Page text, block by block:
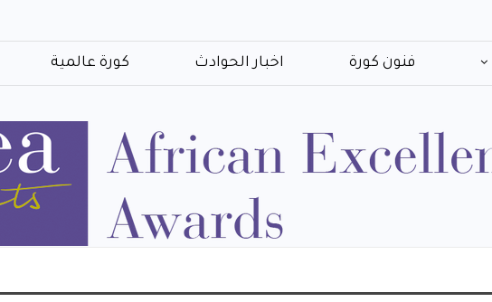
فنون كورة اخبار الحوادث كورة عالمية